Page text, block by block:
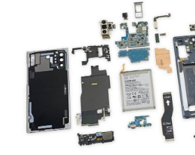
IT Times
生成式AI與雲端應用
Enterprise Digital Transformation
特集